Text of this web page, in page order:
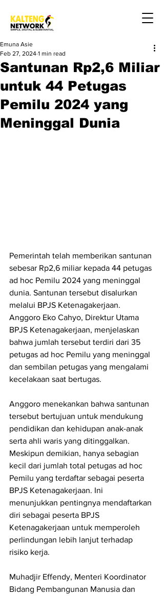
Santunan Rp2,6 Miliar
untuk 44 Petugas
Pemilu 2024 yang
Meninggal Dunia
Emuna Asie
Feb 27, 2024 1 min read
Pemerintah telah memberikan santunan
sebesar Rp2,6 miliar kepada 44 petugas
ad hoc Pemilu 2024 yang meninggal
dunia. Santunan tersebut disalurkan
melalui BPJS Ketenagakerjaan.
Anggoro Eko Cahyo, Direktur Utama
BPJS Ketenagakerjaan, menjelaskan
bahwa jumlah tersebut terdiri dari 35
petugas ad hoc Pemilu yang meninggal
dan sembilan petugas yang mengalami
kecelakaan saat bertugas.
Anggoro menekankan bahwa santunan
tersebut bertujuan untuk mendukung
pendidikan dan kehidupan anak-anak
serta ahli waris yang ditinggalkan.
Meskipun demikian, hanya sebagian
kecil dari jumlah total petugas ad hoc
Pemilu yang terdaftar sebagai peserta
BPJS Ketenagakerjaan. Ini
menunjukkan pentingnya mendaftarkan
diri sebagai peserta BPJS
Ketenagakerjaan untuk memperoleh
perlindungan lebih lanjut terhadap
risiko kerja.
Muhadjir Effendy, Menteri Koordinator
Bidang Pembangunan Manusia dan